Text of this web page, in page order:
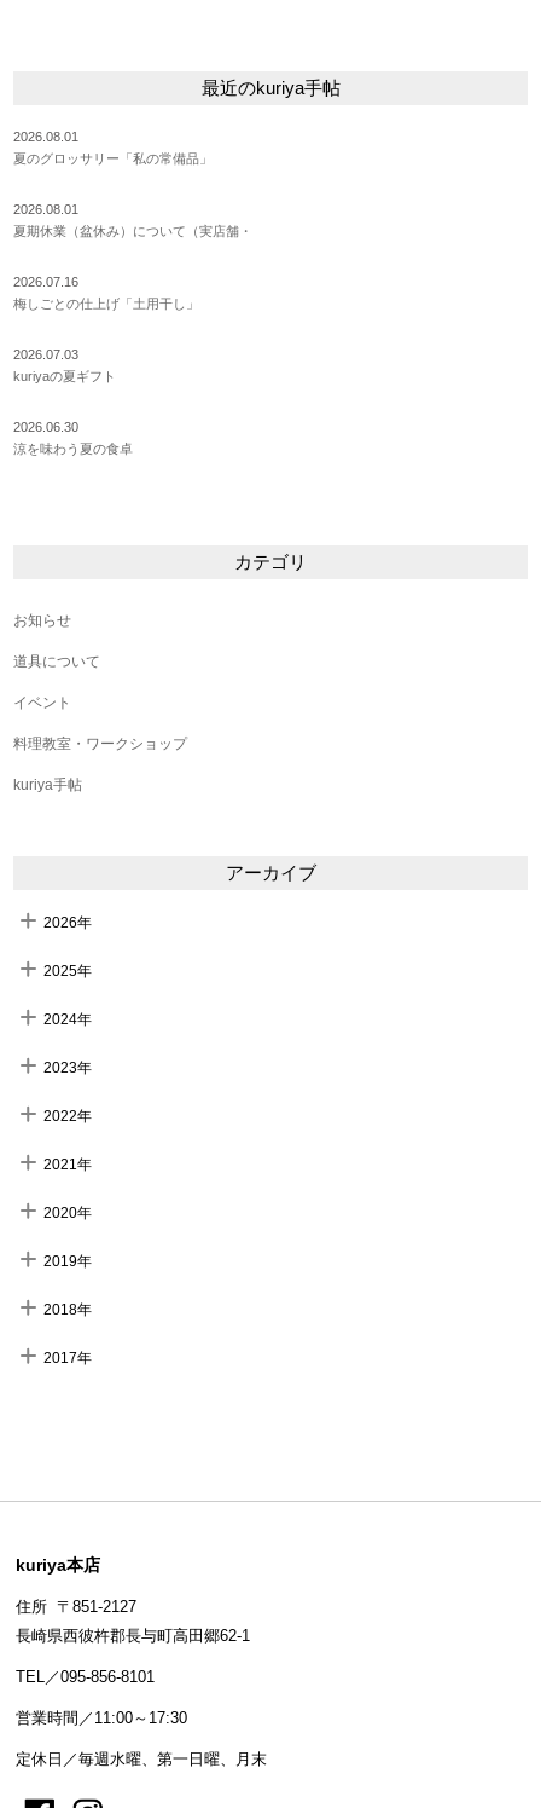
最近のkuriya手帖
2026.08.01
夏のグロッサリー「私の常備品」
2026.08.01
夏期休業（盆休み）について（実店舗・
2026.07.16
梅しごとの仕上げ「土用干し」
2026.07.03
kuriyaの夏ギフト
2026.06.30
涼を味わう夏の食卓
カテゴリ
お知らせ
道具について
イベント
料理教室・ワークショップ
kuriya手帖
アーカイブ
2026年
2025年
2024年
2023年
2022年
2021年
2020年
2019年
2018年
2017年
kuriya本店
住所 〒851-2127
長崎県西彼杵郡長与町高田郷62-1
TEL／095-856-8101
営業時間／11:00～17:30
定休日／毎週水曜、第一日曜、月末